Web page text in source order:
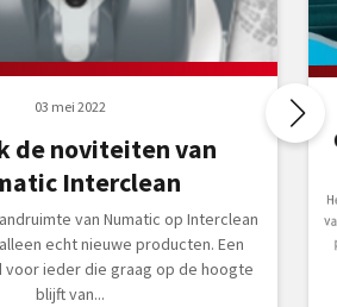
03 mei 2022
de noviteiten van
Interclean
van Numatic op Interclean
echt nieuwe producten. Een
voor ieder die graag op de hoogte
blijft van...